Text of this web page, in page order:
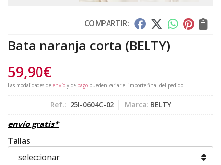
COMPARTIR:
Bata naranja corta (BELTY)
59,90€
Las modalidades de envío y de pago pueden variar el importe final del pedido.
Ref.: 25I-0604C-02 Marca: BELTY
envío gratis*
Tallas